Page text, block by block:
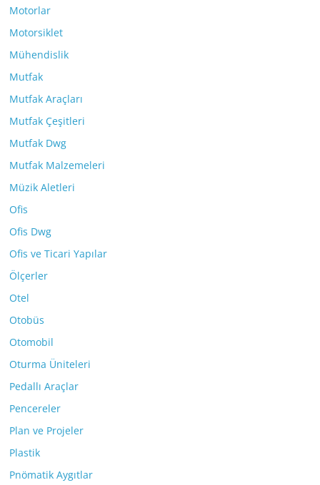
Motorlar
Motorsiklet
Mühendislik
Mutfak
Mutfak Araçları
Mutfak Çeşitleri
Mutfak Dwg
Mutfak Malzemeleri
Müzik Aletleri
Ofis
Ofis Dwg
Ofis ve Ticari Yapılar
Ölçerler
Otel
Otobüs
Otomobil
Oturma Üniteleri
Pedallı Araçlar
Pencereler
Plan ve Projeler
Plastik
Pnömatik Aygıtlar